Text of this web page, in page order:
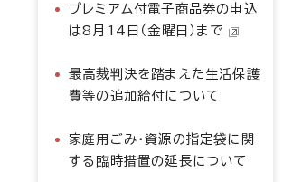
プレミアム付電子商品券の申込
は8月14日（金曜日）まで
最高裁判決を踏まえた生活保護
費等の追加給付について
家庭用ごみ・資源の指定袋に関
する臨時措置の延長について